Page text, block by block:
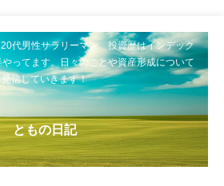
代男性サラリーマン 投資歴はインデック
やってます。日々のことや資産形成について
発信していきます！
ともの日記